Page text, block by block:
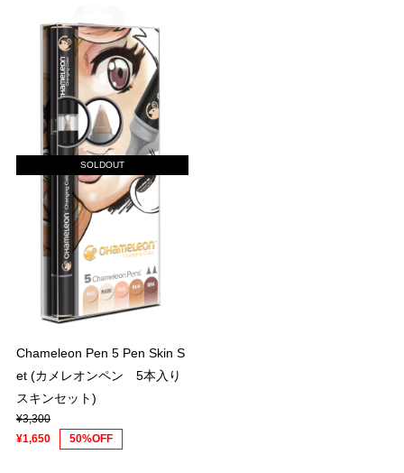
SOLDOUT
Chameleon Pen 5 Pen Skin S
et (カメレオンペン 5本入り
スキンセット)
¥3,300
¥1,650
50%OFF